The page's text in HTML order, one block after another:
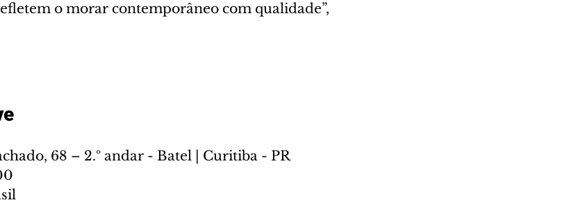
o morar contemporâneo com qualidade”,
68 – 2.º andar - Batel | Curitiba - PR